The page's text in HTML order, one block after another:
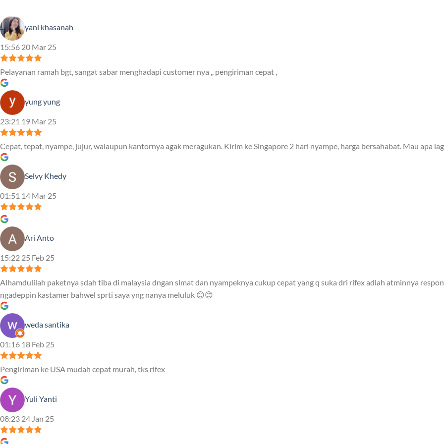
yani khasanah
15:56 20 Mar 25
Pelayanan ramah bgt, sangat sabar menghadapi customer nya ,, pengiriman cepat ,
yung yung
23:21 19 Mar 25
Cepat, tepat, nyampe, jujur, walaupun kantornya agak meragukan. Kirim ke Singapore 2 hari nyampe, harga bersahabat. Mau apa
Selvy Khedy
01:51 14 Mar 25
Ari Anto
15:22 25 Feb 25
Alhamdulilah paketnya sdah tiba di malaysia dngan slmat dan nyampeknya cukup cepat yang q suka dri rifex adlah atminnya
ngadeppin kastamer bahwel sprti saya yng nanya meluluk 😊😊
weda santika
01:16 18 Feb 25
Pengiriman ke USA mudah cepat murah, tks rifex
Yuli Yanti
08:23 24 Jan 25